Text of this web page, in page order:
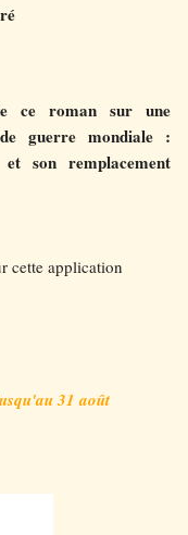
ce roman sur une
guerre mondiale :
son remplacement
cette application
31 août